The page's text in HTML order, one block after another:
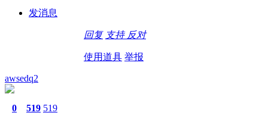
发消息
回复 支持 反对
使用道具 举报
awsedq2
0 519 519